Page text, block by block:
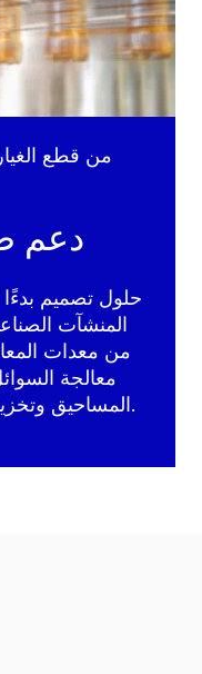
من قطع
دعم
المنشآت
من معدات
معالجة
المساحيق وتخزينها، بما في ذلك تعبئة المسحوق.